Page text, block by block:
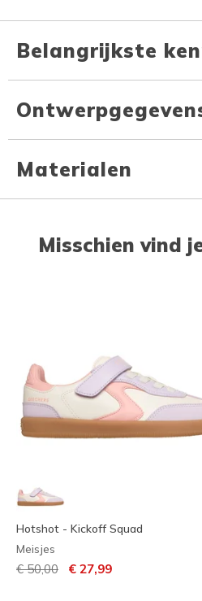
Belangrijkste
Materialen
Misschien vind
Hotshot - Kickoff Squad
Meisjes
Prijs verlaagd van
€ 50,00 naar
€ 27,99